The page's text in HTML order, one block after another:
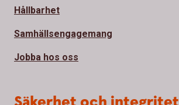
Hållbarhet
Samhällsengagemang
Jobba hos oss